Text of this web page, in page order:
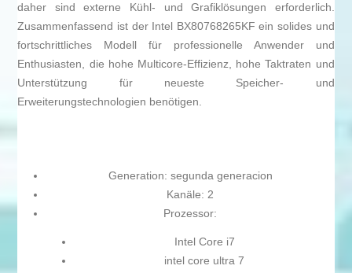
daher sind externe Kühl- und Grafiklösungen erforderlich.
Zusammenfassend ist der Intel BX80768265KF ein solides und
fortschrittliches Modell für professionelle Anwender und
Enthusiasten, die hohe Multicore-Effizienz, hohe Taktraten und
Unterstützung für neueste Speicher- und
Erweiterungstechnologien benötigen.
Generation: segunda generacion
Kanäle: 2
Prozessor:
Intel Core i7
intel core ultra 7